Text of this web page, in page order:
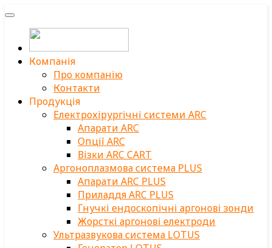
Компанія
Про компанію
Контакти
Продукція
Електрохірургічні системи ARC
Апарати ARC
Опції ARC
Візки ARC CART
Аргоноплазмова система PLUS
Апарати ARC PLUS
Приладдя ARC PLUS
Гнучкі ендоскопічні аргонові зонди
Жорсткі аргонові електроди
Ультразвукова система LOTUS